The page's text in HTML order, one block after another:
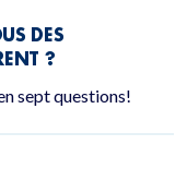
DES
?
sept questions!